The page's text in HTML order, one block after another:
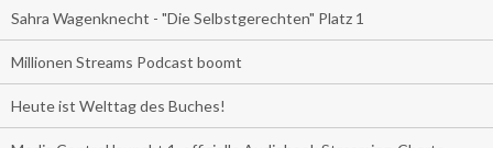
Sahra Wagenknecht - "Die Selbstgerechten" Platz 1
Millionen Streams Podcast boomt
Heute ist Welttag des Buches!